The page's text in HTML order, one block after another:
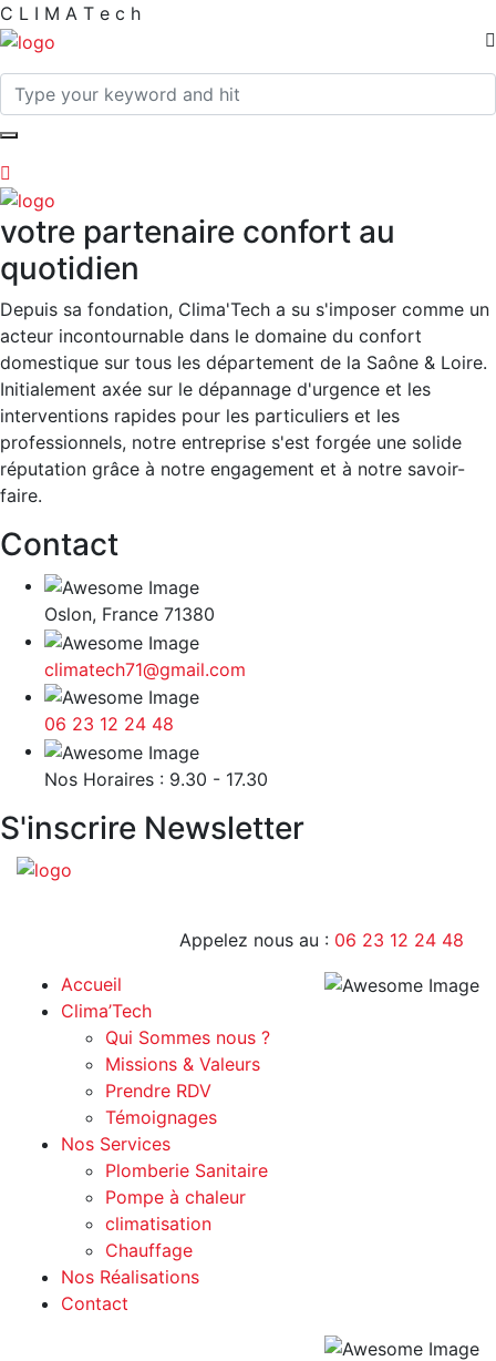
C L I M A T e c h
votre partenaire confort au
quotidien
Depuis sa fondation, Clima'Tech a su s'imposer comme un
acteur incontournable dans le domaine du confort
domestique sur tous les département de la Saône & Loire.
Initialement axée sur le dépannage d'urgence et les
interventions rapides pour les particuliers et les
professionnels, notre entreprise s'est forgée une solide
réputation grâce à notre engagement et à notre savoir-
faire.
Contact
Oslon, France 71380
climatech71@gmail.com
06 23 12 24 48
Nos Horaires : 9.30 - 17.30
S'inscrire Newsletter
Appelez nous au : 06 23 12 24 48
Accueil
Clima’Tech
Qui Sommes nous ?
Missions & Valeurs
Prendre RDV
Témoignages
Nos Services
Plomberie Sanitaire
Pompe à chaleur
climatisation
Chauffage
Nos Réalisations
Contact